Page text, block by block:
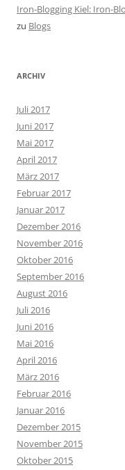
Iron-Blogging Kiel: Iron-
zu Blogs
ARCHIV
Juli 2017
Juni 2017
Mai 2017
April 2017
März 2017
Februar 2017
Januar 2017
Dezember 2016
November 2016
Oktober 2016
September 2016
August 2016
Juli 2016
Juni 2016
Mai 2016
April 2016
März 2016
Februar 2016
Januar 2016
Dezember 2015
November 2015
Oktober 2015